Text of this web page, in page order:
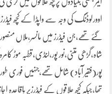
اوورلوڈنگ کی وجہ سے واپڈا کے کچھ
گئے تھے،جن فیڈرز میں مانسر،ملاں
شاہ،گڑھی متنی،نور پور،لنڈی،قطبہ موڑ
پور(فقیر آباد) شامل تھے،جنہیں فوری
تھا،جبکہ کچھ علاقوں کے فیڈرزپر